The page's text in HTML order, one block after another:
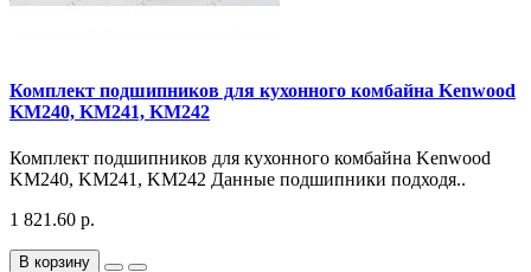
Комплект подшипников для кухонного комбайна Kenwood
KM240, KM241, KM242
Комплект подшипников для кухонного комбайна Kenwood
KM240, KM241, KM242 Данные подшипники подходя..
1 821.60 р.
В корзину